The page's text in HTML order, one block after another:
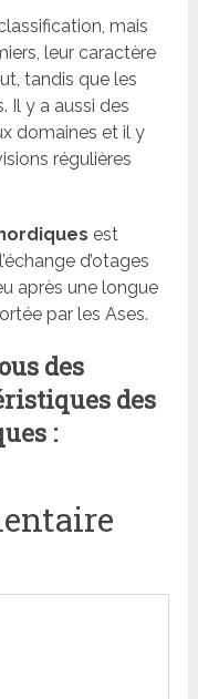
mais
leur caractère
tandis que les
Il y a aussi des
domaines et il y
régulières
est
d’otages
après une longue
par les Ases.
des
des
: